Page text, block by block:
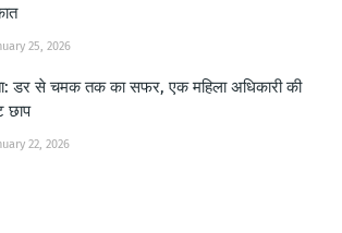
25, 2026
डर से चमक तक का सफर, एक महिला अधिकारी की
छाप
22, 2026